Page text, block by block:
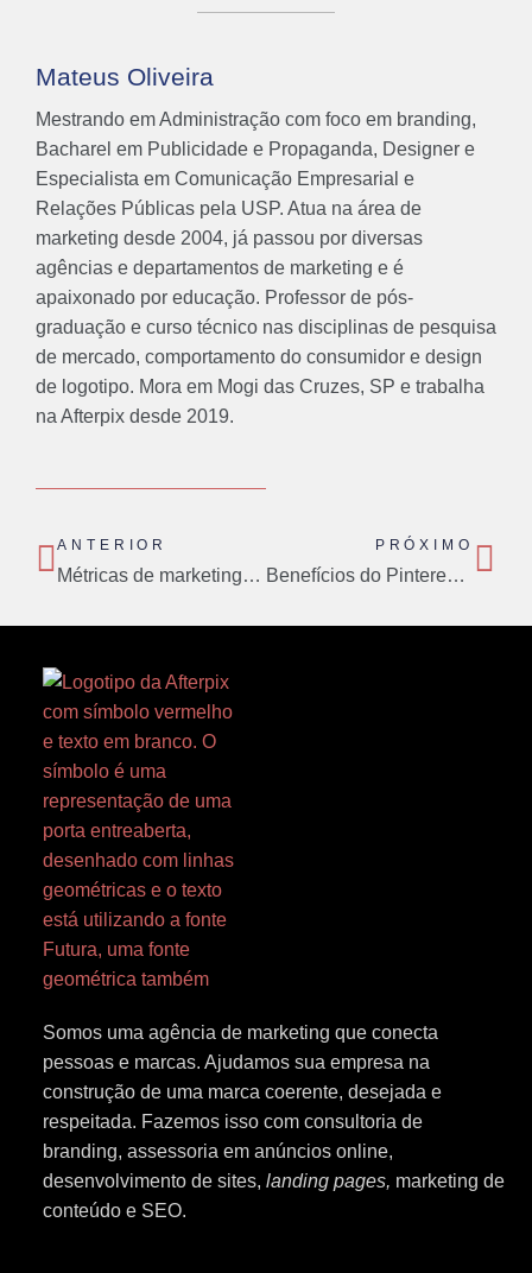
Mateus Oliveira
Mestrando em Administração com foco em branding,
Bacharel em Publicidade e Propaganda, Designer e
Especialista em Comunicação Empresarial e
Relações Públicas pela USP. Atua na área de
marketing desde 2004, já passou por diversas
agências e departamentos de marketing e é
apaixonado por educação. Professor de pós-
graduação e curso técnico nas disciplinas de pesquisa
de mercado, comportamento do consumidor e design
de logotipo. Mora em Mogi das Cruzes, SP e trabalha
na Afterpix desde 2019.
Prev
ANTERIOR
Métricas de marketing para monitorar
PRÓXIMO
Benefícios do Pinterest Ads para a sua marca
Somos uma agência de marketing que conecta
pessoas e marcas. Ajudamos sua empresa na
construção de uma marca coerente, desejada e
respeitada. Fazemos isso com consultoria de
branding, assessoria em anúncios online,
desenvolvimento de sites, landing pages, marketing de
conteúdo e SEO.